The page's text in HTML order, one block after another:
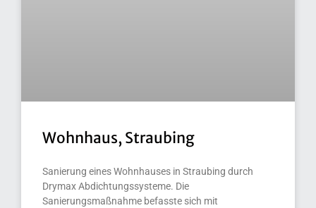
Wohnhaus, Straubing
Sanierung eines Wohnhauses in Straubing durch
Drymax Abdichtungssysteme. Die
Sanierungsmaßnahme befasste sich mit